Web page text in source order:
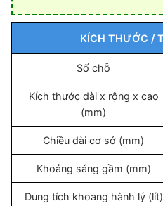
KÍCH THƯỚC /
Số chỗ
Kích thước dài x rộng x cao
(mm)
Chiều dài cơ sở (mm)
Khoảng sáng gầm (mm)
Dung tích khoang hành lý (lít)